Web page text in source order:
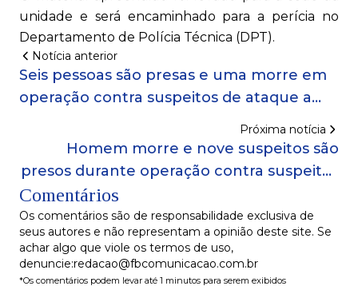
unidade e será encaminhado para a perícia no
Departamento de Polícia Técnica (DPT).
Notícia anterior
Seis pessoas são presas e uma morre em
operação contra suspeitos de ataque a
tiros que feriu delegado em Salvador
Próxima notícia
Homem morre e nove suspeitos são
presos durante operação contra suspeitos
de ataque que feriu delegado
Comentários
Os comentários são de responsabilidade exclusiva de
seus autores e não representam a opinião deste site. Se
achar algo que viole os termos de uso,
denuncie:redacao@fbcomunicacao.com.br
*Os comentários podem levar até 1 minutos para serem exibidos